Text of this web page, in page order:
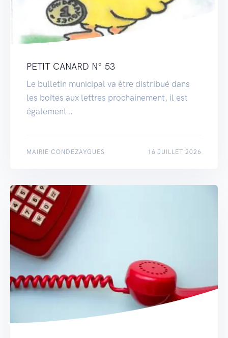
PETIT CANARD N° 53
Le bulletin municipal va être distribué dans
les boîtes aux lettres prochainement, il est
également…
MAIRIE CONDEZAYGUES 16 JUILLET 2026